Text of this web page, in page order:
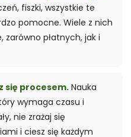
fiszki, wszystkie te
pomocne. Wiele z nich
zarówno płatnych, jak i
się procesem. Nauka
wymaga czasu i
nie zrażaj się
i ciesz się każdym